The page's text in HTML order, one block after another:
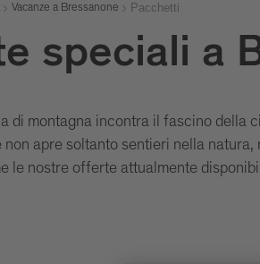
Vacanze a Bressanone Pacchetti
speciali a
di montagna incontra il fascino della
non apre soltanto sentieri nella
le nostre offerte attualmente